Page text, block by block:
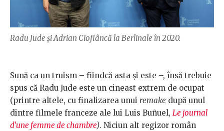
Radu Jude și Adrian Cioflâncă la Berlinale în 2020.
Sună ca un truism – fiindcă asta și este –, însă trebuie
spus că Radu Jude este un cineast extrem de ocupat
(printre altele, cu finalizarea unui remake după unul
dintre filmele franceze ale lui Luis Buñuel, Le journal
d'une femme de chambre). Niciun alt regizor român